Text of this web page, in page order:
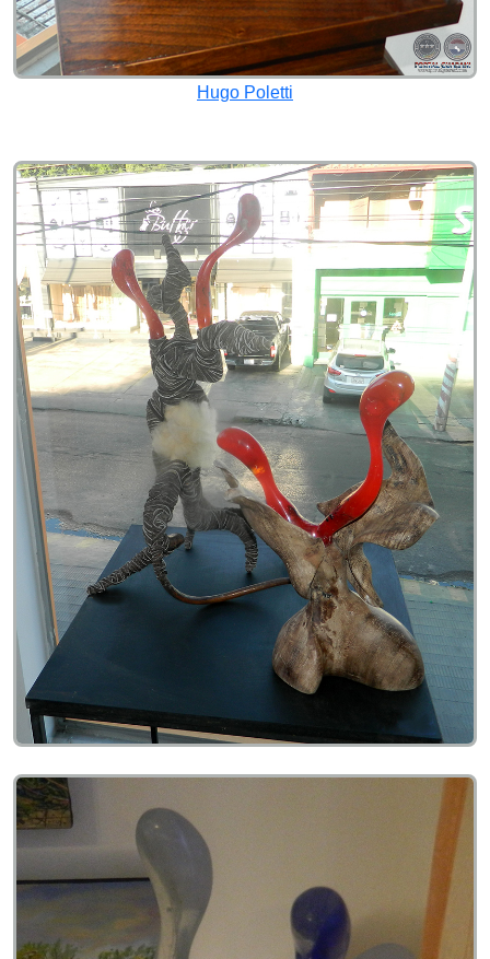
Hugo Poletti